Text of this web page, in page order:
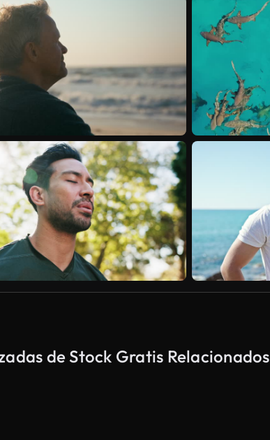
de Stock Gratis Relacionados